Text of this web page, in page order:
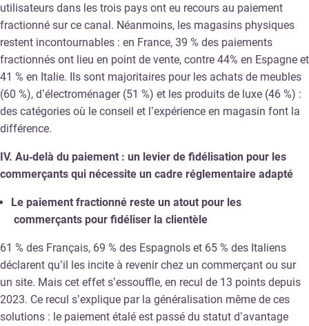
utilisateurs dans les trois pays ont eu recours au paiement
fractionné sur ce canal. Néanmoins, les magasins physiques
restent incontournables : en France, 39 % des paiements
fractionnés ont lieu en point de vente, contre 44% en Espagne et
41 % en Italie. Ils sont majoritaires pour les achats de meubles
(60 %), d’électroménager (51 %) et les produits de luxe (46 %) :
des catégories où le conseil et l’expérience en magasin font la
différence.
IV. Au‑delà du paiement : un levier de fidélisation pour les
commerçants qui nécessite un cadre réglementaire adapté
Le paiement fractionné reste un atout pour les
commerçants pour fidéliser la clientèle
61 % des Français, 69 % des Espagnols et 65 % des Italiens
déclarent qu’il les incite à revenir chez un commerçant ou sur
un site. Mais cet effet s’essouffle, en recul de 13 points depuis
2023. Ce recul s’explique par la généralisation même de ces
solutions : le paiement étalé est passé du statut d’avantage